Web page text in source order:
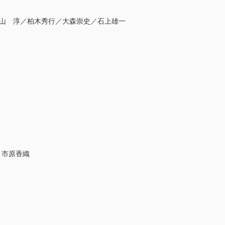
淳／柏木秀行／大森崇史／石上雄一
原香織